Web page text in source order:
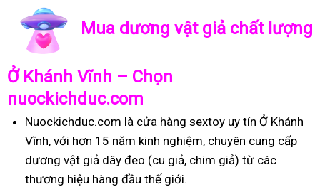
Mua dương vật giả chất lượng
Ở Khánh Vĩnh – Chọn
nuockichduc.com
Nuockichduc.com là cửa hàng sextoy uy tín Ở Khánh
Vĩnh, với hơn 15 năm kinh nghiệm, chuyên cung cấp
dương vật giả dây đeo (cu giả, chim giả) từ các
thương hiệu hàng đầu thế giới.